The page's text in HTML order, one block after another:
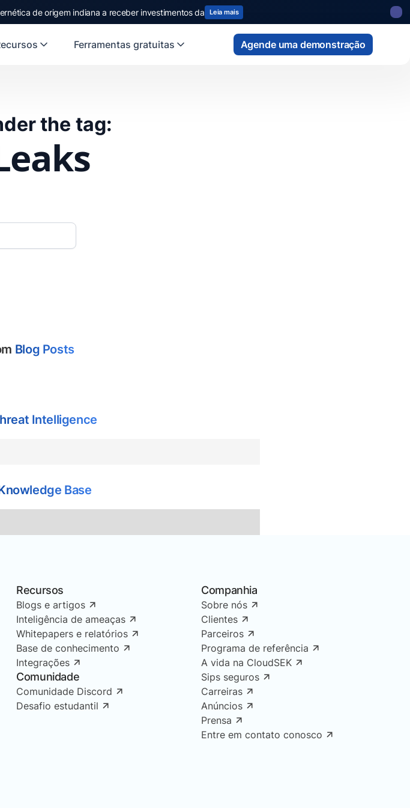
de origem indiana a receber investimentos da Leia mais
Ferramentas gratuitas Agende uma demonstração
the tag:
Blog Posts
Intelligence
Base
Recursos
Blogs e artigos
Inteligência de ameaças
Whitepapers e relatórios
Base de conhecimento
Integrações
Comunidade
Comunidade Discord
Desafio estudantil
Companhia
Sobre nós
Clientes
Parceiros
Programa de referência
A vida na CloudSEK
Sips seguros
Carreiras
Anúncios
Prensa
Entre em contato conosco